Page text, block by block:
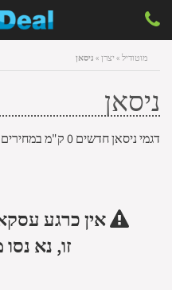
מוטודיל » יצרן » ניסאן
ניסאן
דגמי ניסאן חדשים 0 ק"מ במחירים משתלמים במיוחד
אין כרגע
זו, נא